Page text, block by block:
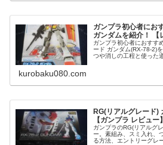
ガンプラ初心者にお
ガンダムを紹介！ 【
ガンプラ初心者におすす
ード ガンダム(RX-78-2)
つや消しの工程と使った
kurobaku080.com
RG(リアルグレード)
【ガンプラ レビュー】
ガンプラのRG(リアルグ
ー。素組み、スミ入れ、
る方法、エントリーグレ